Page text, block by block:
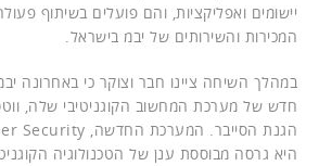
יישומים ואפליקציות, והם פועלים בשיתוף
המכירות והשירותים של יבמ בישראל.
במהלך השיחה ציינו חבר וצוקר כי באחרונה
היא גרסה מבוססת ענן של הטכנולוגיה